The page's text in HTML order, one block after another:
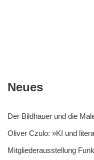
Neues
Der Bildhauer und die
Oliver Czulo: »KI und
Mitgliederausstellung